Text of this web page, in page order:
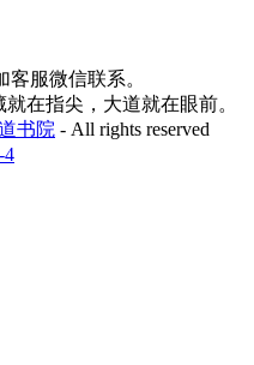
服微信联系。
在指尖，大道就在眼前。
书院 - All rights reserved
4